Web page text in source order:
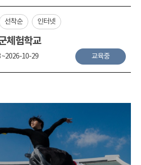
선착순 인터넷
체험학교
~2026-10-29 교육중